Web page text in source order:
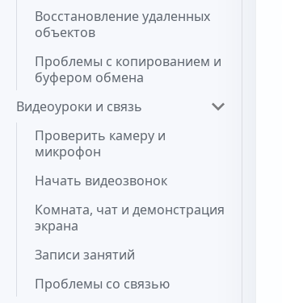
Восстановление удаленных
объектов
Проблемы с копированием и
буфером обмена
Видеоуроки и связь
Проверить камеру и
микрофон
Начать видеозвонок
Комната, чат и демонстрация
экрана
Записи занятий
Проблемы со связью